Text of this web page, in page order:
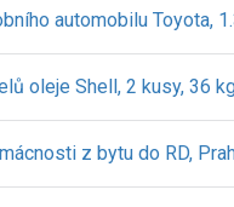
automobilu Toyota,
oleje Shell, 2 kusy, 36
z bytu do RD,